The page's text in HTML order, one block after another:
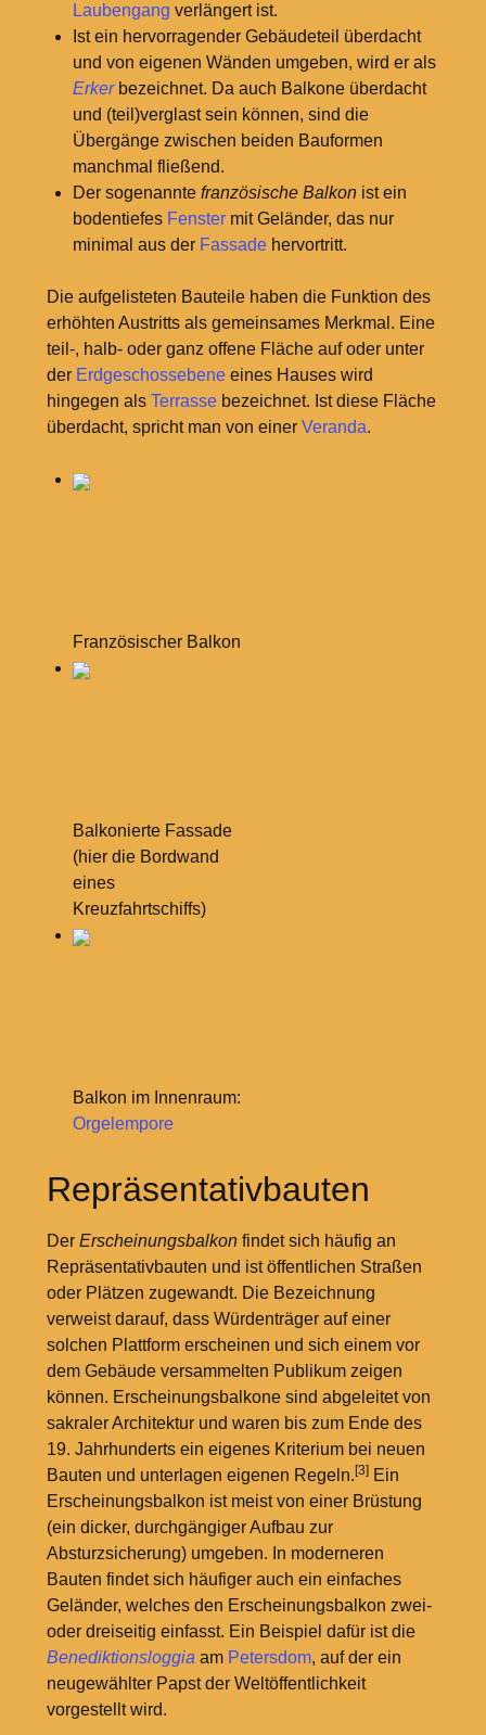
Laubengang verlängert ist.
Ist ein hervorragender Gebäudeteil überdacht
und von eigenen Wänden umgeben, wird er als
Erkerbezeichnet. Da auch Balkone überdacht
und (teil)verglast sein können, sind die
Übergänge zwischen beiden Bauformen
manchmal fließend.
Der sogenannte französische Balkonist ein
bodentiefes Fenstermit Geländer, das nur
minimal aus der Fassadehervortritt.
Die aufgelisteten Bauteile haben die Funktion des
erhöhten Austritts als gemeinsames Merkmal. Eine
teil-, halb- oder ganz offene Fläche auf oder unter
der Erdgeschossebeneeines Hauses wird
hingegen als Terrassebezeichnet. Ist diese Fläche
überdacht, spricht man von einer Veranda.
Französischer Balkon
Balkonierte Fassade
(hier die Bordwand
eines
Kreuzfahrtschiffs)
Balkon im Innenraum:
Orgelempore
Repräsentativbauten
Der Erscheinungsbalkonfindet sich häufig an
Repräsentativbauten und ist öffentlichen Straßen
oder Plätzen zugewandt. Die Bezeichnung
verweist darauf, dass Würdenträger auf einer
solchen Plattform erscheinen und sich einem vor
dem Gebäude versammelten Publikum zeigen
können. Erscheinungsbalkone sind abgeleitet von
sakraler Architektur und waren bis zum Ende des
19. Jahrhunderts ein eigenes Kriterium bei neuen
Bauten und unterlagen eigenen Regeln. [3]Ein
Erscheinungsbalkon ist meist von einer Brüstung
(ein dicker, durchgängiger Aufbau zur
Absturzsicherung) umgeben. In moderneren
Bauten findet sich häufiger auch ein einfaches
Geländer, welches den Erscheinungsbalkon zwei-
oder dreiseitig einfasst. Ein Beispiel dafür ist die
Benediktionsloggia am Petersdom, auf der ein
neugewählter Papst der Weltöffentlichkeit
vorgestellt wird.